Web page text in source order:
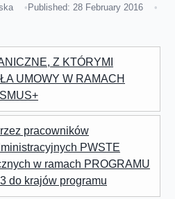
Published: 28 February 2016
Z KTÓRYMI
UMOWY W RAMACH
pracowników
PWSTE
w ramach PROGRAMU
do krajów programu